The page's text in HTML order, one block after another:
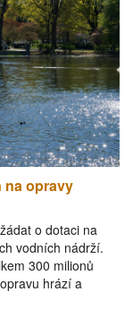
na opravy
o dotaci na
vodních nádrží.
300 milionů
hrází a